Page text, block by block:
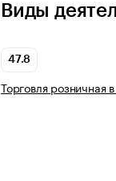
Виды
47.8
Торговля розничная